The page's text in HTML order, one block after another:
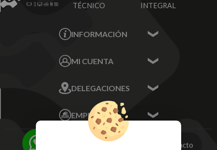
TÉCNICO
INTEGRAL
INFORMACIÓN
Sobre nosotros
MI CUENTA
Mis Direcciones
Mis Pedidos
Mis favoritos
FAQ's
DELEGACIONES
Écija - Sevilla
Av. Plaza de Toros.
Local 3
Córdoba
EMPRESA
Aviso Legal
Contacto